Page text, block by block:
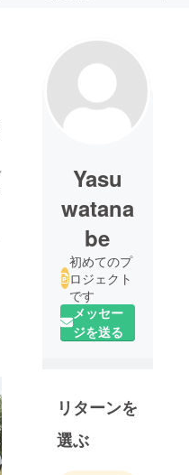
Yasu
watana
be
初めてのプ
ロジェクト
です
メッセー
ジを送る
リターンを
選ぶ